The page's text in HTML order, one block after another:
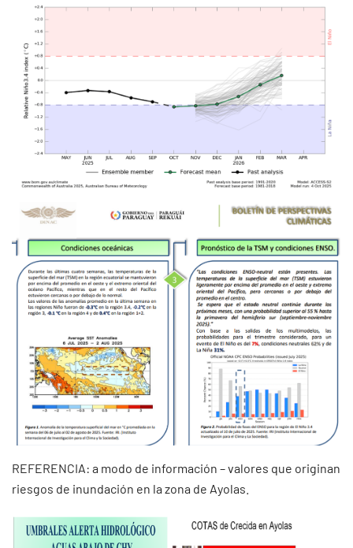
REFERENCIA: a modo de información – valores que originan
riesgos de inundación en la zona de Ayolas.